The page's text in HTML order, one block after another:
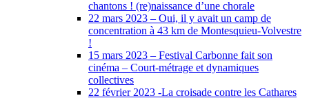
chantons ! (re)naissance d’une chorale
22 mars 2023 – Oui, il y avait un camp de
concentration à 43 km de Montesquieu-Volvestre
!
15 mars 2023 – Festival Carbonne fait son
cinéma – Court-métrage et dynamiques
collectives
22 février 2023 -La croisade contre les Cathares